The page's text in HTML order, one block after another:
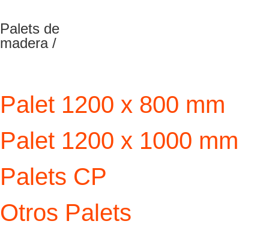
Palets de
madera /
Palet 1200 x 800 mm
Palet 1200 x 1000 mm
Palets CP
Otros Palets